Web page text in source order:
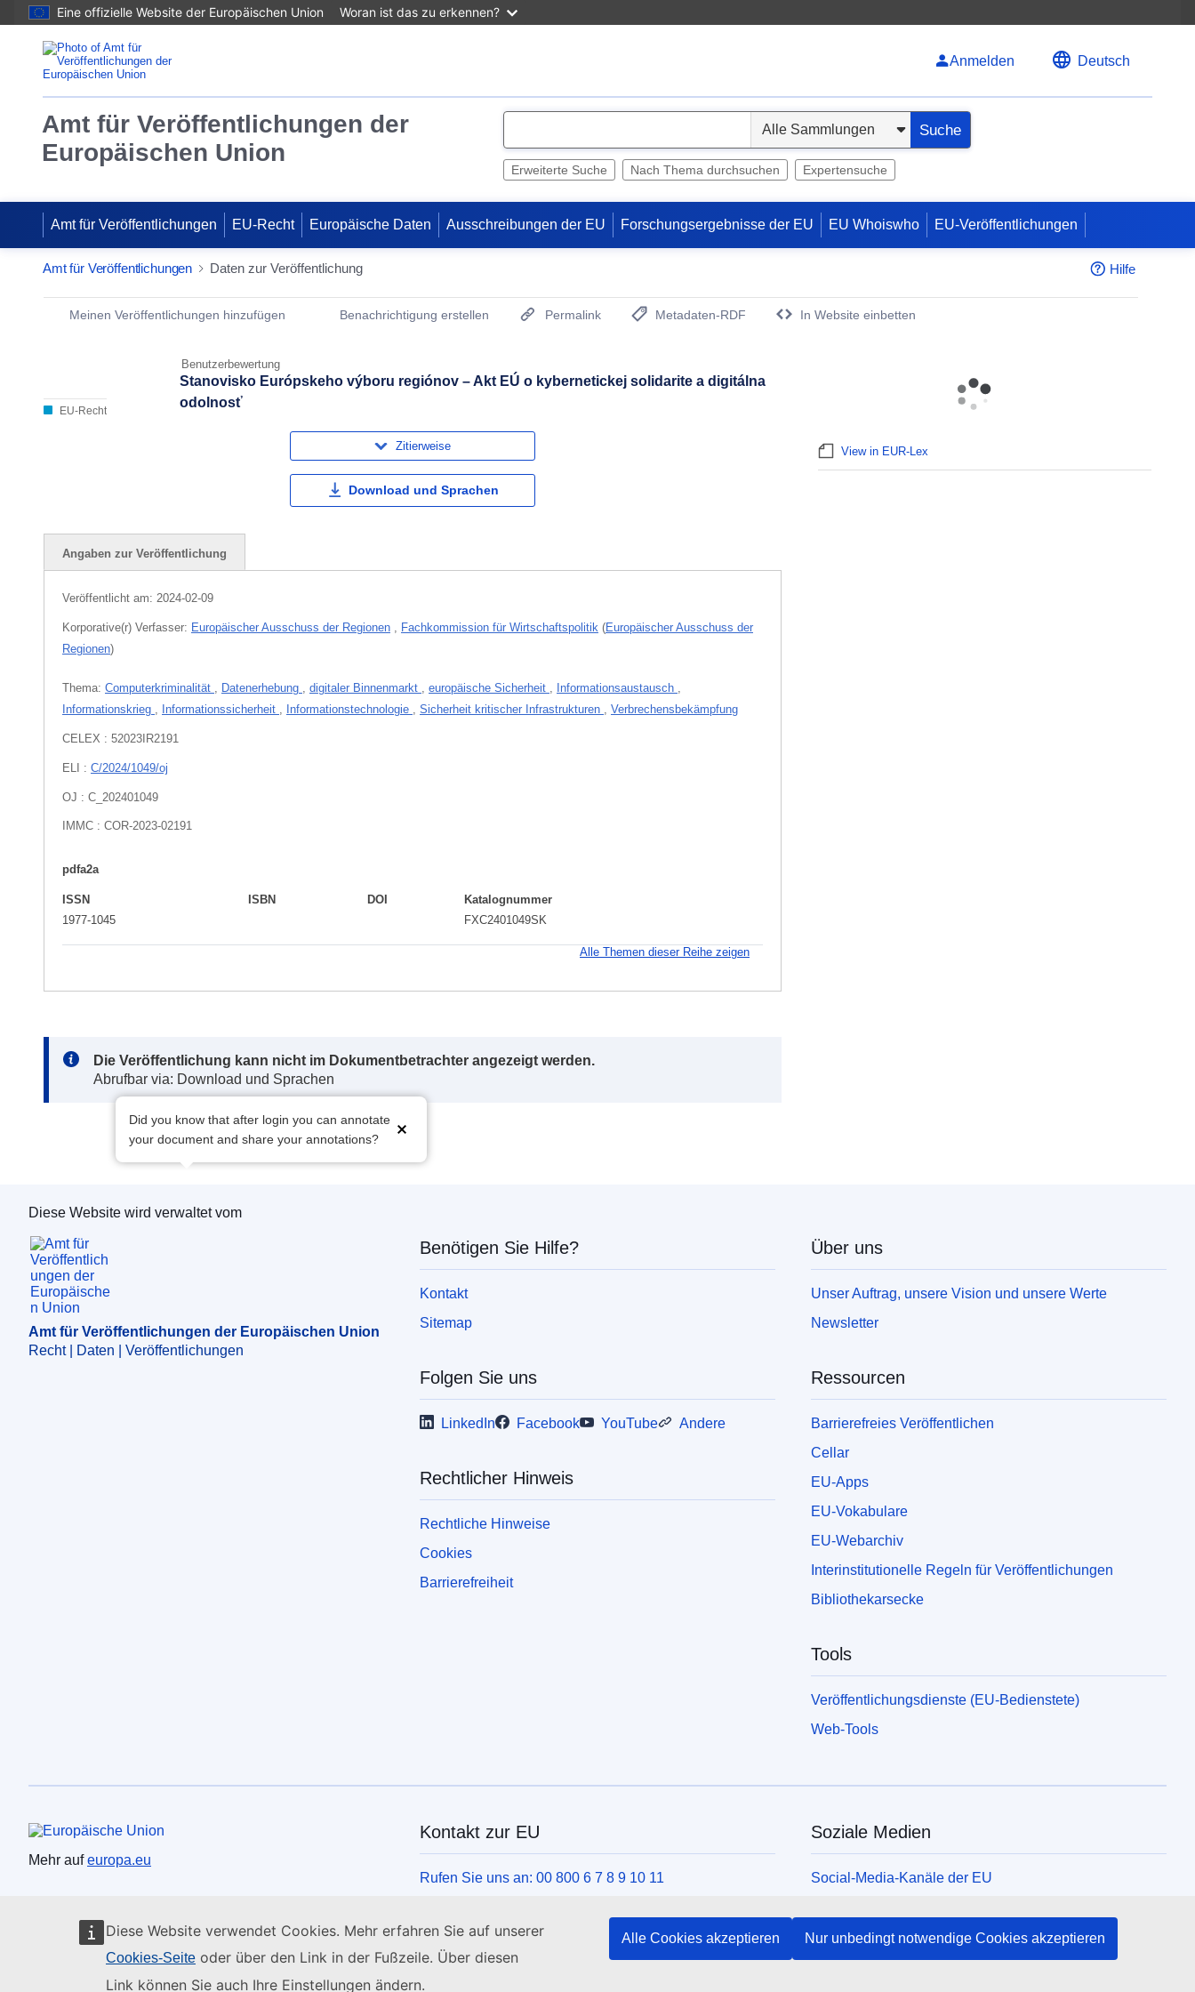
Eine offizielle Website der Europäischen Union Woran ist das zu erkennen?
Diese Website verwendet Cookies. Mehr erfahren Sie auf unserer
Cookies-Seite oder über den Link in der Fußzeile. Über diesen
Link können Sie auch Ihre Einstellungen ändern.
Alle Cookies akzeptieren Nur unbedingt notwendige Cookies akzeptieren
Anmelden Deutsch
Amt für Veröffentlichungen der
Europäischen Union
e
Suche
Erweiterte Suche Nach Thema durchsuchen Expertensuche
Amt für Veröffentlichungen EU-Recht Europäische Daten Ausschreibungen der EU Forschungsergebnisse der EU EU Whoiswho EU-Veröffentlichungen
Amt für Veröffentlichungen Daten zur Veröffentlichung Hilfe
Publication Detail Actions Portlet
Meinen Veröffentlichungen hinzufügen Benachrichtigung erstellen Permalink
Metadaten-RDF
In Website einbetten
Benutzerbewertung
EU-Recht
Stanovisko Európskeho výboru regiónov – Akt EÚ o kybernetickej solidarite a digitálna
odolnosť
Zitierweise
Download und Sprachen
Angaben zur Veröffentlichung
Veröffentlicht am: 2024-02-09
Korporative(r) Verfasser: Europäischer Ausschuss der Regionen , Fachkommission für Wirtschaftspolitik (Europäischer Ausschuss der
Regionen)
Thema: Computerkriminalität , Datenerhebung , digitaler Binnenmarkt , europäische Sicherheit , Informationsaustausch ,
Informationskrieg , Informationssicherheit , Informationstechnologie , Sicherheit kritischer Infrastrukturen , Verbrechensbekämpfung
CELEX : 52023IR2191
ELI : C/2024/1049/oj
OJ : C_202401049
IMMC : COR-2023-02191
pdfa2a
ISSN
1977-1045
ISBN DOI
Katalognummer
FXC2401049SK
Alle Themen dieser Reihe zeigen
Note:
Die Veröffentlichung kann nicht im Dokumentbetrachter angezeigt werden.
Abrufbar via: Download und Sprachen
Did you know that after login you can annotate
your document and share your annotations?
View in EUR-Lex
Amt für Veröffentlichungen der Europäischen Union
Diese Website wird verwaltet vom
Amt für Veröffentlichungen der Europäischen Union
Recht | Daten | Veröffentlichungen
Benötigen Sie Hilfe?
Kontakt
Sitemap
Folgen Sie uns
LinkedIn Facebook YouTube Andere
Rechtlicher Hinweis
Rechtliche Hinweise
Cookies
Barrierefreiheit
Über uns
Unser Auftrag, unsere Vision und unsere Werte
Newsletter
Ressourcen
Barrierefreies Veröffentlichen
Cellar
EU-Apps
EU-Vokabulare
EU-Webarchiv
Interinstitutionelle Regeln für Veröffentlichungen
Bibliothekarsecke
Tools
Veröffentlichungsdienste (EU-Bedienstete)
Web-Tools
Europäische Union
Mehr aufeuropa.eu
Kontakt zur EU
Rufen Sie uns an: 00 800 6 7 8 9 10 11
Schreiben Sie uns über unser Kontaktformular
Kommen Sie in einem der EU-Zentren vorbei
Soziale Medien
Social-Media-Kanäle der EU
Organe und Einrichtungen der EU